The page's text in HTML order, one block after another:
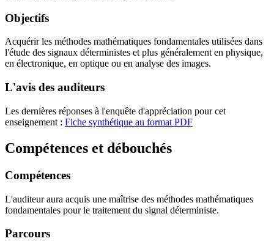
Objectifs
Acquérir les méthodes mathématiques fondamentales utilisées dans
l'étude des signaux déterministes et plus généralement en physique,
en électronique, en optique ou en analyse des images.
L'avis des auditeurs
Les dernières réponses à l'enquête d'appréciation pour cet
enseignement : Fiche synthétique au format PDF
Compétences et débouchés
Compétences
L'auditeur aura acquis une maîtrise des méthodes mathématiques
fondamentales pour le traitement du signal déterministe.
Parcours